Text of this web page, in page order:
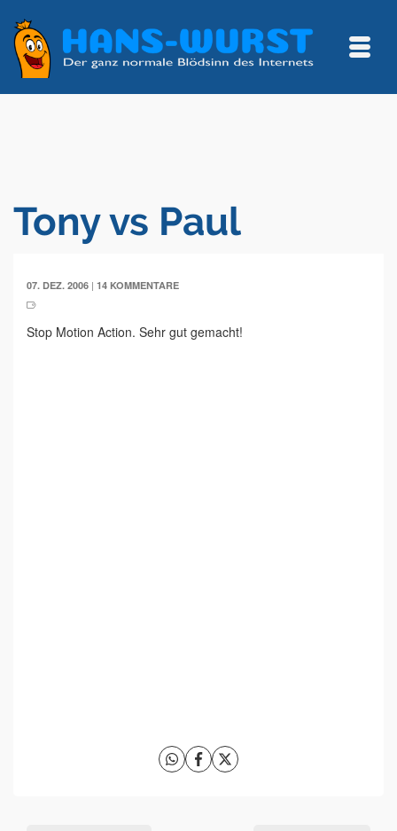
Tony vs Paul
07. DEZ. 2006 | 14 KOMMENTARE
Stop Motion Action. Sehr gut gemacht!